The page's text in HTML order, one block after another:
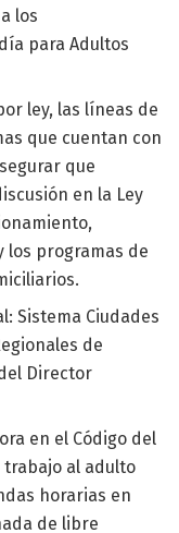
los
para Adultos
ley, las líneas de
que cuentan con
que
en la Ley
los programas de
Sistema Ciudades
de
Director
en el Código del
trabajo al adulto
horarias en
de libre